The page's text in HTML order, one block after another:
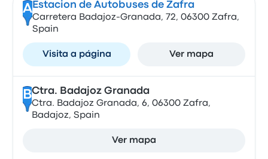
A Estacion de Autobuses de Zafra
Carretera Badajoz-Granada, 72, 06300 Zafra,
Spain
Visita a página Ver mapa
BCtra. Badajoz Granada
Ctra. Badajoz Granada, 6, 06300 Zafra,
Badajoz, Spain
Ver mapa